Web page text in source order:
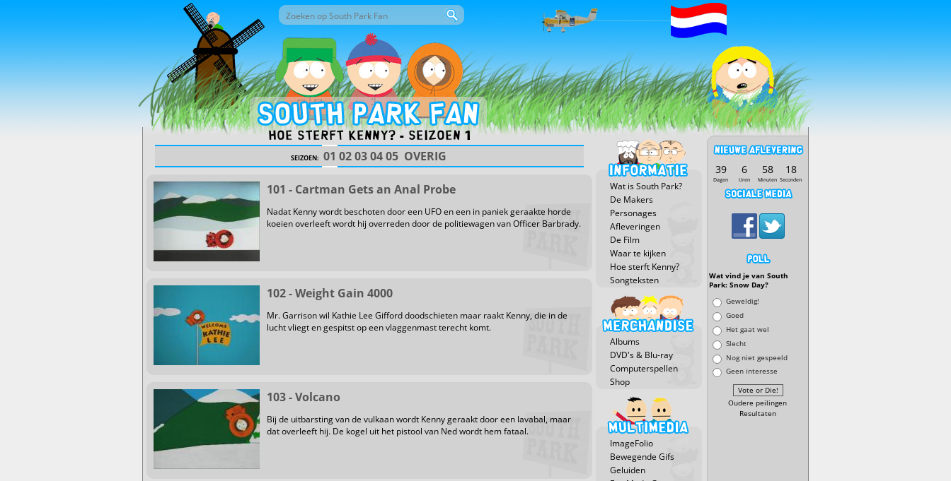
Zoekveld
Zoek door deze site
Hoe sterft Kenny? - Seizoen 1
SEIZOEN: 01 02030405 OVERIG
101 - Cartman Gets an Anal Probe
Nadat Kenny wordt beschoten door een UFO en een in paniek geraakte horde
koeien overleeft wordt hij overreden door de politiewagen van Officer Barbrady.
102 - Weight Gain 4000
Mr. Garrison wil Kathie Lee Gifford doodschieten maar raakt Kenny, die in de
lucht vliegt en gespitst op een vlaggenmast terecht komt.
103 - Volcano
Bij de uitbarsting van de vulkaan wordt Kenny geraakt door een lavabal, maar
dat overleeft hij. De kogel uit het pistool van Ned wordt hem fataal.
Wat is South Park?
De Makers
Personages
Afleveringen
De Film
Waar te kijken
Hoe sterft Kenny?
Songteksten
Albums
DVD's & Blu-ray
Computerspellen
Shop
ImageFolio
Bewegende Gifs
Geluiden
39
Dagen
6
Uren
58
Minuten
18
Seconden
Wat vind je van South
Park: Snow Day?
KeuzenGeweldig!
Goed
Het gaat wel
Slecht
Nog niet gespeeld
Geen interesse
Oudere peilingen
Resultaten